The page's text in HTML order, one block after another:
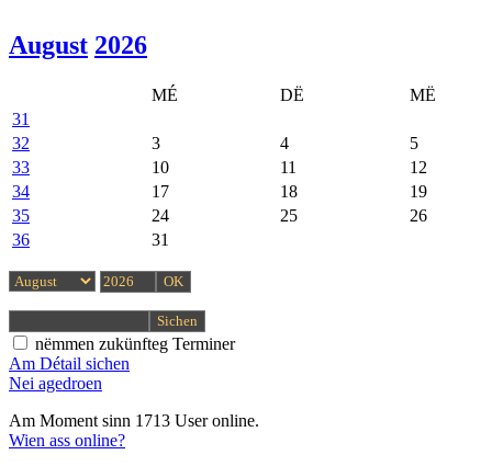
August 2026
MÉ DË
MË
31
32
3 4
5
33
10 11
12
34
17 18
19
35
24 25
26
36
31
nëmmen zukünfteg Terminer
Am Détail sichen
Nei agedroen
Am Moment sinn 1713 User online.
Wien ass online?